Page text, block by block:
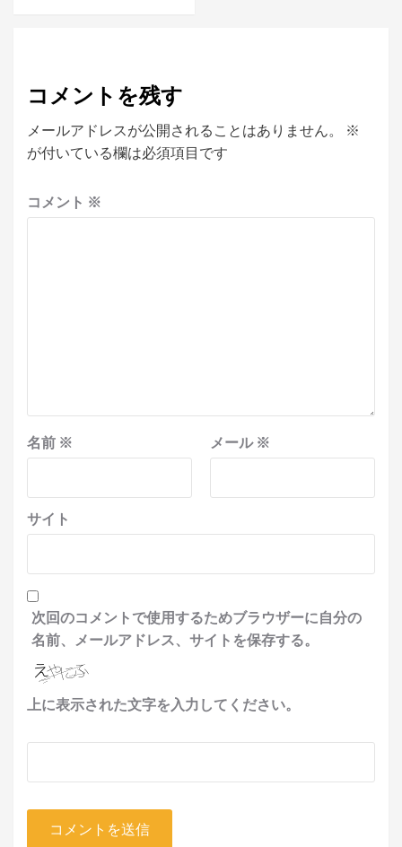
コメントを残す
メールアドレスが公開されることはありません。
※
が付いている欄は必須項目です
コメント ※
名前 ※ メール ※
サイト
次回のコメントで使用するためブラウザーに自分の
名前、メールアドレス、サイトを保存する。
上に表示された文字を入力してください。